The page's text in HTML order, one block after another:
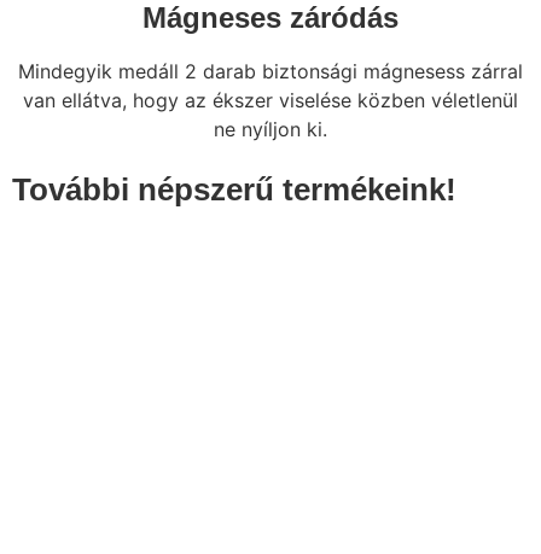
Mágneses záródás
Mindegyik medáll 2 darab biztonsági mágnesess zárral
van ellátva, hogy az ékszer viselése közben véletlenül
ne nyíljon ki.
További népszerű termékeink!